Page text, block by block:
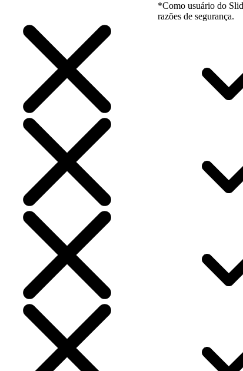
*Como usuário do
razões de segurança.